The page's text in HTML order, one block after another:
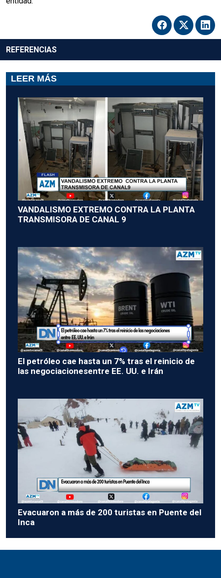
REFERENCIAS
LEER MÁS
VANDALISMO EXTREMO CONTRA LA PLANTA
TRANSMISORA DE CANAL 9
El petróleo cae hasta un 7% tras el reinicio de
las negociacionesentre EE. UU. e Irán
Evacuaron a más de 200 turistas en Puente del
Inca